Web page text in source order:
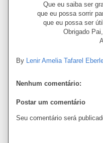
Que eu saiba ser
que eu possa sorrir
que eu possa ser
Obrigado
By Lenir Amelia Tafarel
Nenhum comentário:
Postar um comentário
Seu comentário será